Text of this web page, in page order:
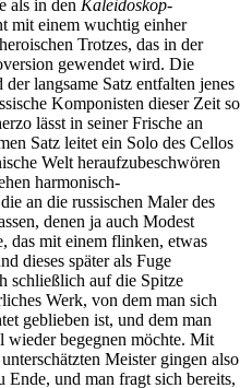
als in den Kaleidoskop-
mit einem wuchtig einher
Trotzes, das in der
gewendet wird. Die
langsame Satz entfalten jenes
Komponisten dieser Zeit so
lässt in seiner Frische an
Satz leitet ein Solo des Cellos
Welt heraufzubeschwören
harmonisch-
an die russischen Maler des
denen ja auch Modest
das mit einem flinken, etwas
dieses später als Fuge
schließlich auf die Spitze
Werk, von dem man sich
geblieben ist, und dem man
wieder begegnen möchte. Mit
Meister gingen also
Ende, und man fragt sich bereits,